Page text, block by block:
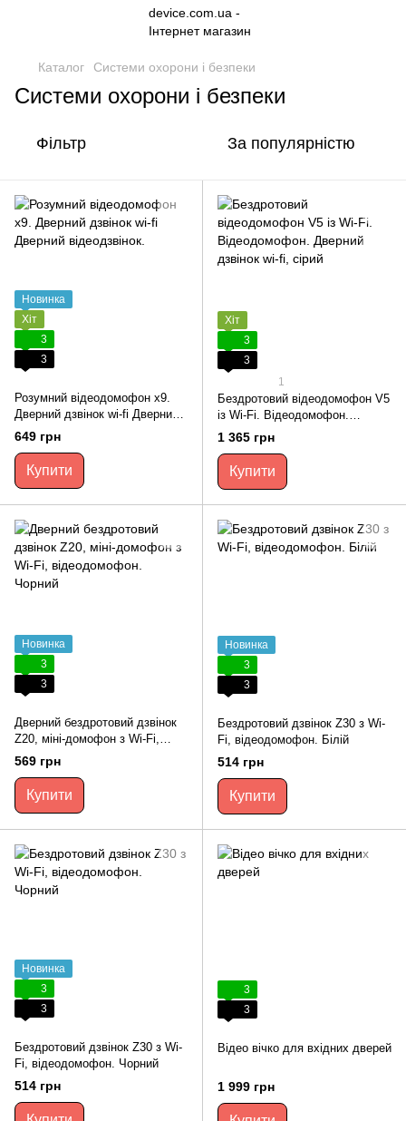
Каталог Системи охорони і безпеки
Системи охорони і безпеки
Фільтр За популярністю
Новинка
Хіт
3
3
Розумний відеодомофон x9.
Дверний дзвінок wi-fi Дверний
відеодзвінок.
649 грн
Купити
Хіт
3
3
1
Бездротовий відеодомофон V5
із Wi-Fi. Відеодомофон.
Дверний дзвінок wi-fi, сірий
1 365 грн
Купити
Новинка
3
3
Дверний бездротовий дзвінок
Z20, міні-домофон з Wi-Fi,
відеодомофон. Чорний
569 грн
Купити
Новинка
3
3
Бездротовий дзвінок Z30 з Wi-
Fi, відеодомофон. Білій
514 грн
Купити
Новинка
3
3
Бездротовий дзвінок Z30 з Wi-
Fi, відеодомофон. Чорний
514 грн
3
3
Відео вічко для вхідних дверей
1 999 грн